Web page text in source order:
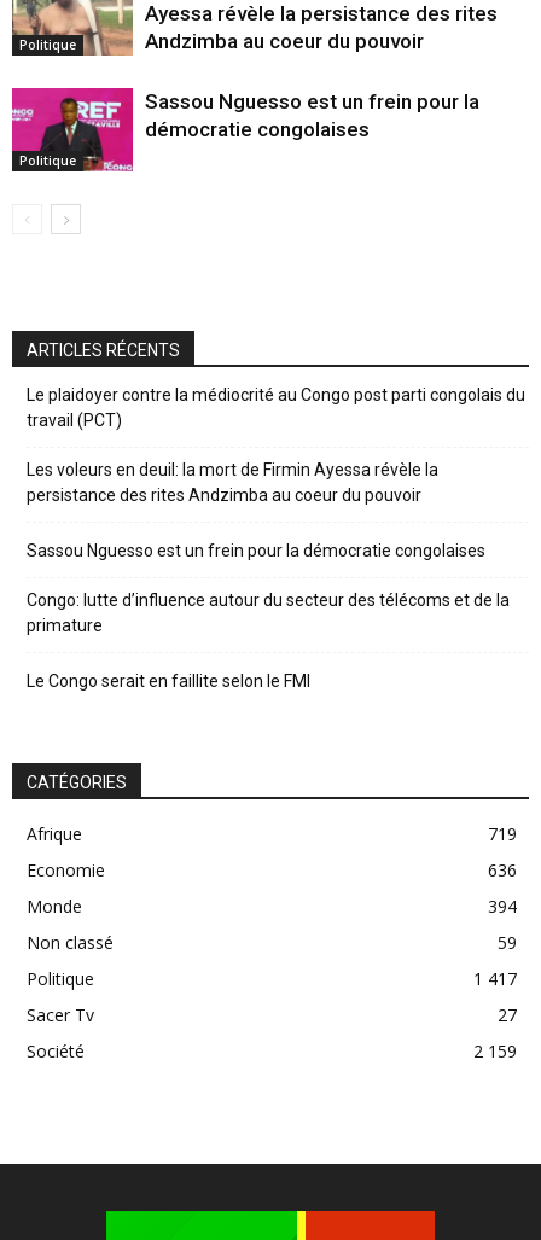
Politique
Ayessa révèle la persistance des rites
Andzimba au coeur du pouvoir
Politique
Sassou Nguesso est un frein pour la
démocratie congolaises
ARTICLES RÉCENTS
Le plaidoyer contre la médiocrité au Congo post parti congolais du
travail (PCT)
Les voleurs en deuil: la mort de Firmin Ayessa révèle la
persistance des rites Andzimba au coeur du pouvoir
Sassou Nguesso est un frein pour la démocratie congolaises
Congo: lutte d’influence autour du secteur des télécoms et de la
primature
Le Congo serait en faillite selon le FMI
CATÉGORIES
Afrique
719
Economie
636
Monde
394
Non classé
59
Politique
1 417
Sacer Tv
27
Société
2 159